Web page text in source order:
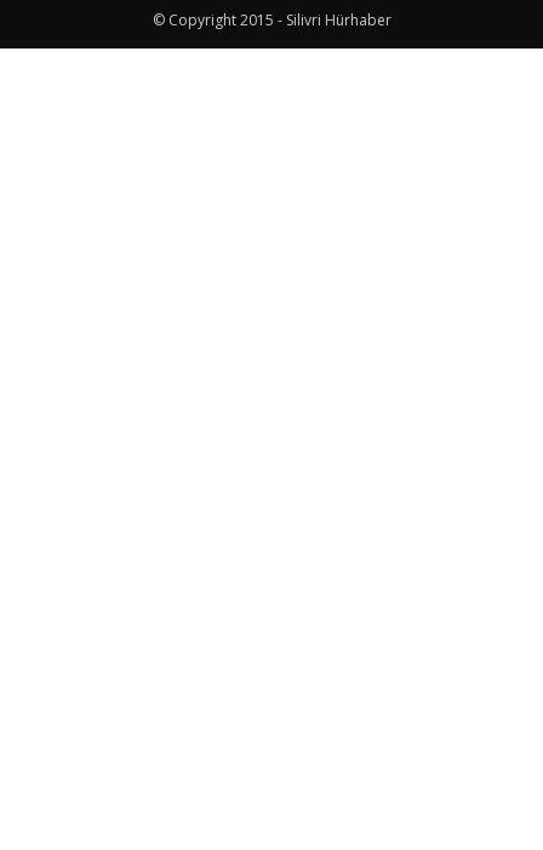
© Copyright 2015 - Silivri Hürhaber